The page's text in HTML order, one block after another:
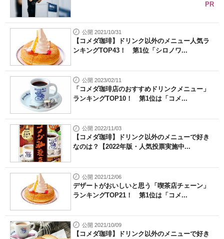
PR
公開 2021/10/31
【コメダ珈琲】ドリンク以外のメニュー人気ラ
ンキングTOP43！ 第1位「シロノワ...
公開 2023/02/11
「コメダ珈琲店のおすすめドリンクメニュー」
ランキングTOP10！ 第1位は「コメ...
公開 2022/11/03
【コメダ珈琲】ドリンク以外のメニューで好き
なのは？【2022年版・人気投票実施中...
公開 2021/12/06
デザートがおいしいと思う「喫茶店チェーン」
ランキングTOP21！ 第1位は「コメ...
公開 2021/10/09
【コメダ珈琲】ドリンク以外のメニューで好き